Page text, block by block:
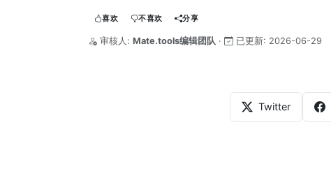
喜欢 不喜欢 分享
审核人: Mate.tools编辑团队 · 已更新: 2026-06-29
Twitter